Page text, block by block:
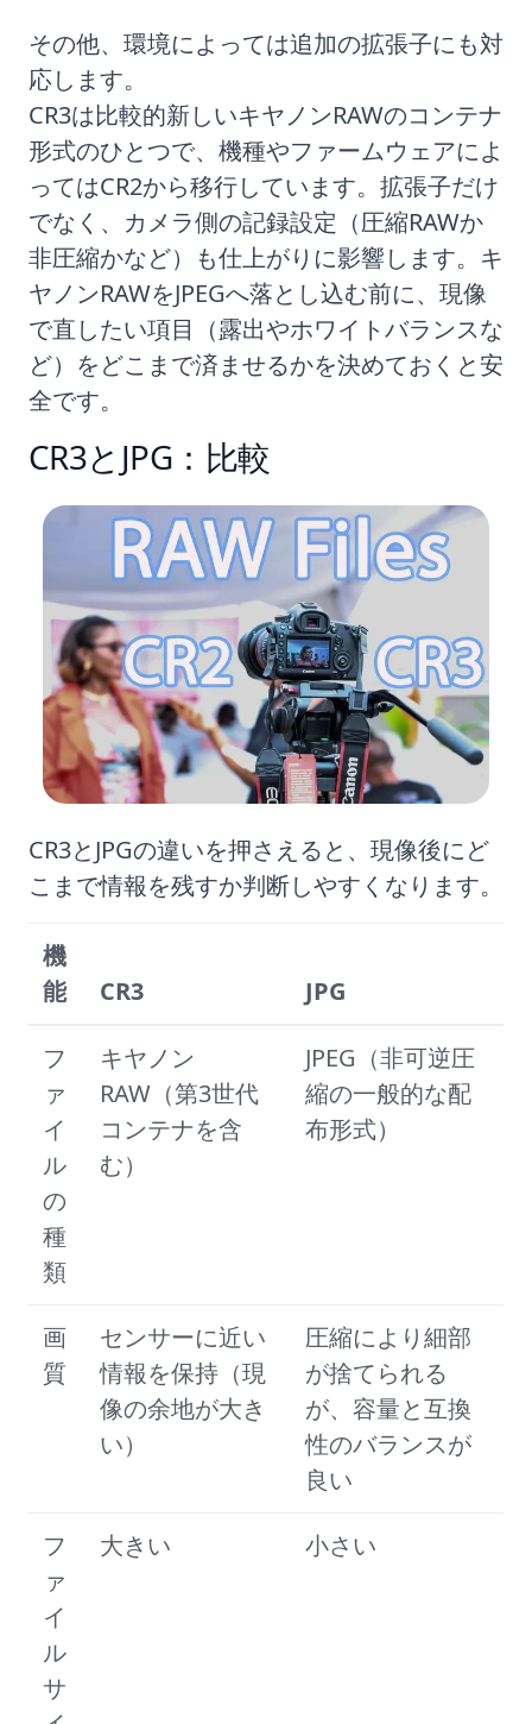
その他、環境によっては追加の拡張子にも対
応します。
CR3は比較的新しいキヤノンRAWのコンテナ
形式のひとつで、機種やファームウェアによ
ってはCR2から移行しています。拡張子だけ
でなく、カメラ側の記録設定（圧縮RAWか
非圧縮かなど）も仕上がりに影響します。キ
ヤノンRAWをJPEGへ落とし込む前に、現像
で直したい項目（露出やホワイトバランスな
ど）をどこまで済ませるかを決めておくと安
全です。
CR3とJPG：比較
CR3とJPGの違いを押さえると、現像後にど
こまで情報を残すか判断しやすくなります。
機
能
CR3 JPG
フ
ァ
イ
ル
の
種
類
キヤノン
RAW（第3世代
コンテナを含
む）
JPEG（非可逆圧
縮の一般的な配
布形式）
画
質
センサーに近い
情報を保持（現
像の余地が大き
い）
圧縮により細部
が捨てられる
が、容量と互換
性のバランスが
良い
フ
ァ
イ
ル
サ
大きい 小さい